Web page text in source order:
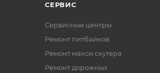
СЕРВИС
Сервисные центры
Ремонт питбайков
Ремонт макси скутера
Ремонт дорожных